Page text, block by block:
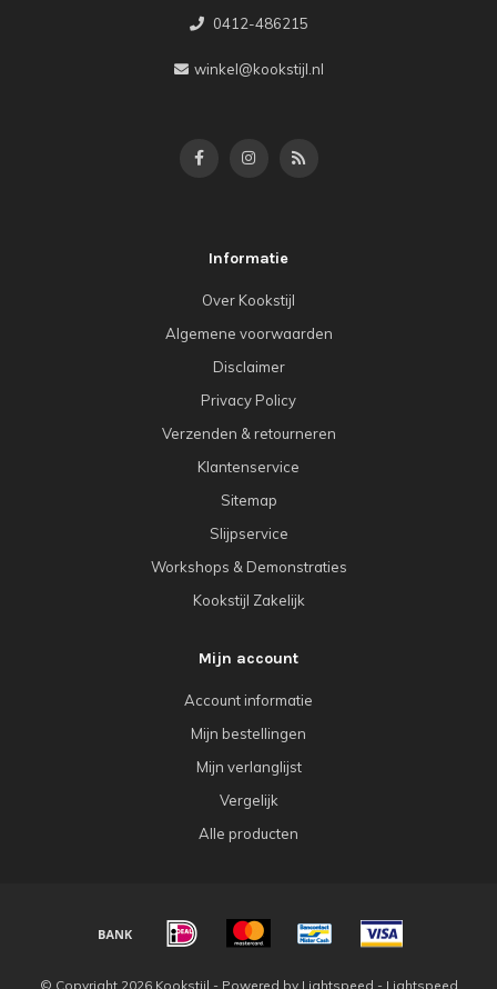
0412-486215
winkel@kookstijl.nl
Informatie
Over Kookstijl
Algemene voorwaarden
Disclaimer
Privacy Policy
Verzenden & retourneren
Klantenservice
Sitemap
Slijpservice
Workshops & Demonstraties
Kookstijl Zakelijk
Mijn account
Account informatie
Mijn bestellingen
Mijn verlanglijst
Vergelijk
Alle producten
© Copyright 2026 Kookstijl - Powered by Lightspeed - Lightspeed